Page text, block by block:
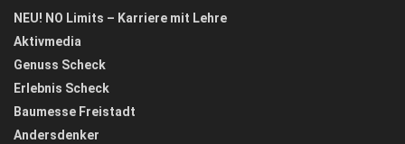
NEU! NO Limits – Karriere mit Lehre
Aktivmedia
Genuss Scheck
Erlebnis Scheck
Baumesse Freistadt
Andersdenker